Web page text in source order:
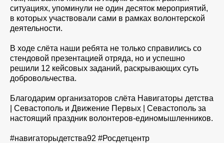
ситуациях, упоминули не один десяток мероприятий,
в которых участвовали сами в рамках волонтерской
деятельности.
В ходе слёта наши ребята не только справились со
стендовой презентацией отряда, но и успешно
решили 12 кейсовых заданий, раскрывающих суть
добровольчества.
Благодарим организаторов слёта Навигаторы детства
| Севастополь и Движение Первых | Севастополь за
настоящий праздник волонтеров-единомышленников.
#навигаторыдетства92 #Росдетцентр